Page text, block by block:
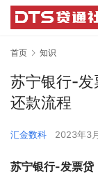
首页 知识
苏宁银行-发
还款流程
汇金数科 2023年3
苏宁银行-发票贷